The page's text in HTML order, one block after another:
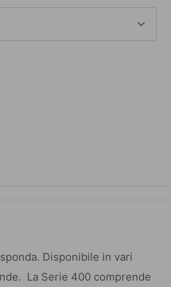
Disponibile in vari
La Serie 400 comprende